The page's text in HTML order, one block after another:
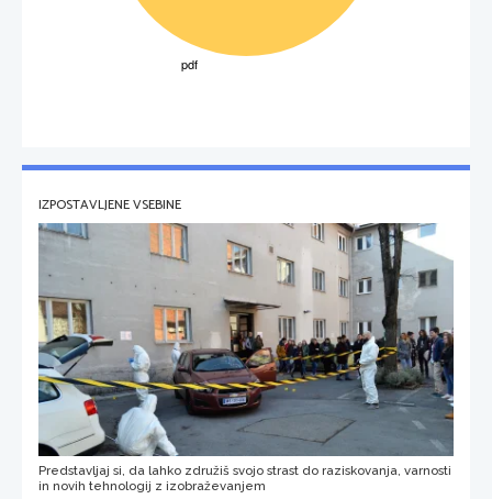
IZPOSTAVLJENE VSEBINE
Predstavljaj si, da lahko združiš svojo strast do raziskovanja, varnosti
in novih tehnologij z izobraževanjem